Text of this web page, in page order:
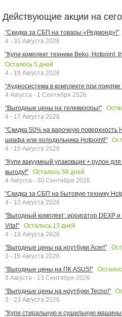
Действующие акции на
"Скидка за СБП на товары «Редмонд»!"
4 - 31 Августа 2026
"Купи комплект техники Beko, Hotpoint,
Осталось 5 дней
4 - 10 Августа 2026
"Аудиосистема в комплекте при
4 Августа - 1 Сентября 2026
"Выгодные цены на телевизоры!"
4 - 17 Августа 2026
"Скидка 50% на варочную поверхность
шкафа или холодильника Hotpoint!"
4 - 10 Августа 2026
"Купи вакуумный упаковщик + рулон
выгоду!"
Осталось 56 дней
4 Августа - 30 Сентября 2026
"Скидка за СБП на бытовую технику
4 - 10 Августа 2026
"Выгодный комплект: ирригатор DEXP
Vita!"
Осталось 13 дней
4 - 18 Августа 2026
"Выгодные цены на ноутбуки Acer!"
3 - 16 Августа 2026
"Выгодные цены на ПК ASUS!"
3 Августа - 13 Сентября 2026
"Выгодные цены на ноутбуки Tecno!"
3 - 23 Августа 2026
"Купи стиральную и сушильную